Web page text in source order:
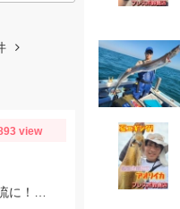
view